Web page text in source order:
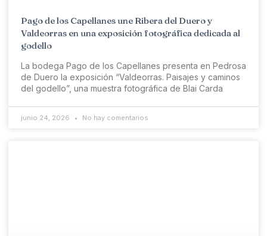
Pago de los Capellanes une Ribera del Duero y
Valdeorras en una exposición fotográfica dedicada al
godello
La bodega Pago de los Capellanes presenta en Pedrosa
de Duero la exposición “Valdeorras. Paisajes y caminos
del godello”, una muestra fotográfica de Blai Carda
junio 24, 2026 No hay comentarios